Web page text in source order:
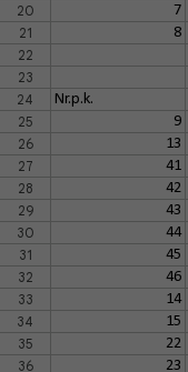
20
7
21
8
22
23
24
Nr.p.k.
25
9
26
13
27
41
28
42
29
43
30
44
31
45
32
46
33
14
34
15
35
22
36
23